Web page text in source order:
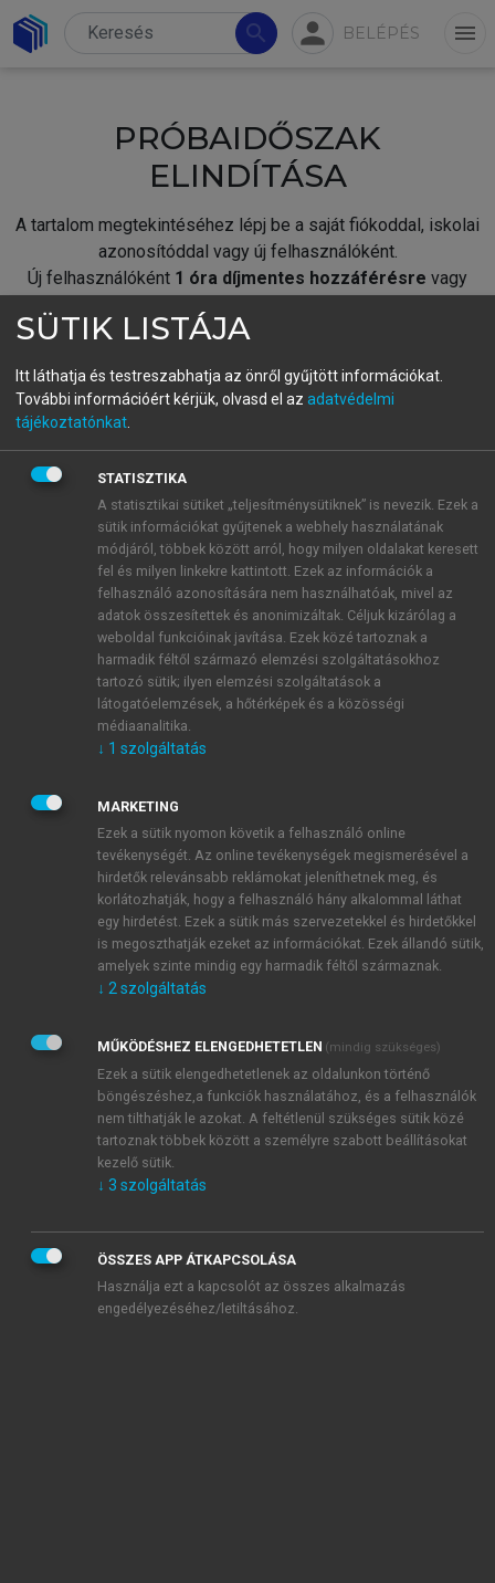
search person BELÉPÉS menu
PRÓBAIDŐSZAK
ELINDÍTÁSA
A tartalom megtekintéséhez lépj be a saját fiókoddal, iskolai
azonosítóddal vagy új felhasználóként.
Új felhasználóként 1 óra díjmentes hozzáférésre vagy
fiókoddal,vagy hozz létre új fiókot.
A regisztráció után apróbaidőszakautomatikusan
BELÉPÉS SAJÁT FIÓKKAL
ÚJ FIÓK LÉTREHOZÁSA
1 óra díjmentes hozzáférés
E-MAIL-CÍM
JELSZÓ
JELSZÓ ÚJRA
Kérek értesítést a MeRSZ újdonságairól, akcióiról.
Kérek értesítést az Akadémiai Kiadó Zrt. újdonságairól,
Adatkezelési tájékoztatóbanfoglaltakat tudomásul
veszem és elfogadom.
Általános vásárlási feltételeket, valamint a szotar.netés a
mersz.huoldalak licencszerződéseiben foglaltakat
tudomásul veszem és elfogadom.
KIPRÓBÁLOM
SÜTIK LISTÁJA
Itt láthatja és testreszabhatja az önről gyűjtött információkat.
További információért kérjük, olvasd el az adatvédelmi
tájékoztatónkat
STATISZTIKA
A statisztikai sütiket „teljesítménysütiknek” is nevezik. Ezek a
sütik információkat gyűjtenek a webhely használatának
módjáról, többek között arról, hogy milyen oldalakat keresett
fel és milyen linkekre kattintott. Ezek az információk a
felhasználó azonosítására nem használhatóak, mivel az
adatok összesítettek és anonimizáltak. Céljuk kizárólag a
weboldal funkcióinak javítása. Ezek közé tartoznak a
harmadik féltől származó elemzési szolgáltatásokhoz
tartozó sütik; ilyen elemzési szolgáltatások a
látogatóelemzések, a hőtérképek és a közösségi
médiaanalitika.
↓ 1 szolgáltatás
MARKETING
Ezek a sütik nyomon követik a felhasználó online
tevékenységét. Az online tevékenységek megismerésével a
hirdetők relevánsabb reklámokat jeleníthetnek meg, és
korlátozhatják, hogy a felhasználó hány alkalommal láthat
egy hirdetést. Ezek a sütik más szervezetekkel és hirdetőkkel
is megoszthatják ezeket az információkat. Ezek állandó sütik,
amelyek szinte mindig egy harmadik féltől származnak.
↓ 2 szolgáltatás
MŰKÖDÉSHEZ ELENGEDHETETLEN (mindig szükséges)
Ezek a sütik elengedhetetlenek az oldalunkon történő
böngészéshez,a funkciók használatához, és a felhasználók
nem tilthatják le azokat. A feltétlenül szükséges sütik közé
tartoznak többek között a személyre szabott beállításokat
kezelő sütik.
↓ 3 szolgáltatás
ÖSSZES APP ÁTKAPCSOLÁSA
Használja ezt a kapcsolót az összes alkalmazás
engedélyezéséhez/letiltásához.